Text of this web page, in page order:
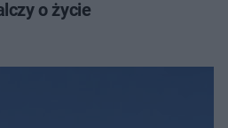
o życie